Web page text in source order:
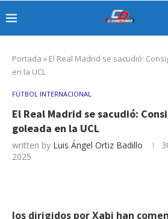
Portada » El Real Madrid se sacudió:
en la UCL
FÚTBOL INTERNACIONAL
El Real Madrid se sacudió:
goleada en la UCL
written by Luis Ángel Ortiz Badillo
2025
los dirigidos por Xabi han